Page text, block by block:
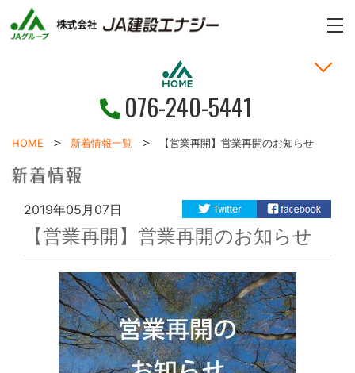
076-240-5441
HOME
新着情報
土地・戸建情報
家づくりの考え方
施工事例
お客様の声
お問い合わせ
HOME 新着情報一覧 【営業再開】営業再開のお知らせ
2019年05月07日
【営業再開】営業再開のお知らせ